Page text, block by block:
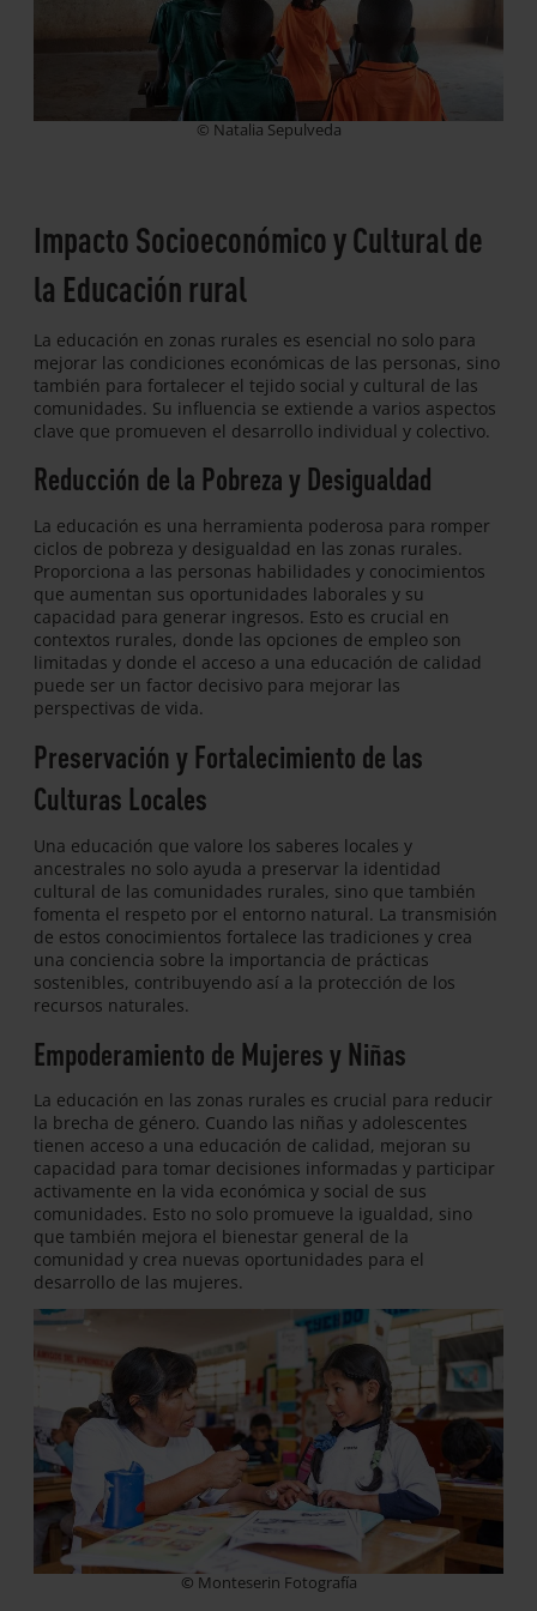
© Natalia Sepulveda
Impacto Socioeconómico y Cultural de
la Educación rural
La educación en zonas rurales es esencial no solo para
mejorar las condiciones económicas de las personas, sino
también para fortalecer el tejido social y cultural de las
comunidades. Su influencia se extiende a varios aspectos
clave que promueven el desarrollo individual y colectivo.
Reducción de la Pobreza y Desigualdad
La educación es una herramienta poderosa para romper
ciclos de pobreza y desigualdad en las zonas rurales.
Proporciona a las personas habilidades y conocimientos
que aumentan sus oportunidades laborales y su
capacidad para generar ingresos. Esto es crucial en
contextos rurales, donde las opciones de empleo son
limitadas y donde el acceso a una educación de calidad
puede ser un factor decisivo para mejorar las
perspectivas de vida.
Preservación y Fortalecimiento de las
Culturas Locales
Una educación que valore los saberes locales y
ancestrales no solo ayuda a preservar la identidad
cultural de las comunidades rurales, sino que también
fomenta el respeto por el entorno natural. La transmisión
de estos conocimientos fortalece las tradiciones y crea
una conciencia sobre la importancia de prácticas
sostenibles, contribuyendo así a la protección de los
recursos naturales.
Empoderamiento de Mujeres y Niñas
La educación en las zonas rurales es crucial para reducir
la brecha de género. Cuando las niñas y adolescentes
tienen acceso a una educación de calidad, mejoran su
capacidad para tomar decisiones informadas y participar
activamente en la vida económica y social de sus
comunidades. Esto no solo promueve la igualdad, sino
que también mejora el bienestar general de la
comunidad y crea nuevas oportunidades para el
desarrollo de las mujeres.
© Monteserin Fotografía